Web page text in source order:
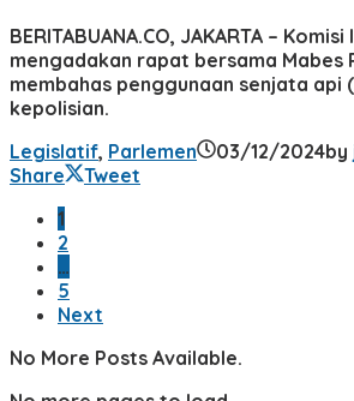
BERITABUANA.CO, JAKARTA –
mengadakan rapat bersama Mabes
membahas penggunaan senjata api
kepolisian.
Legislatif, Parlemen 03/12/2024by
Share
Tweet
1
2
…
5
Next
No More Posts Available.